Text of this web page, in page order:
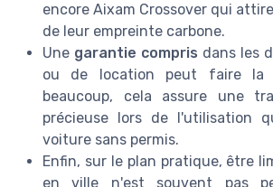
encore Aixam Crossover qui
de leur empreinte carbone.
Une garantie compris dans les
ou de location peut faire la
beaucoup, cela assure une
précieuse lors de l'utilisation
voiture sans permis.
Enfin, sur le plan pratique, être
en ville n'est souvent pas